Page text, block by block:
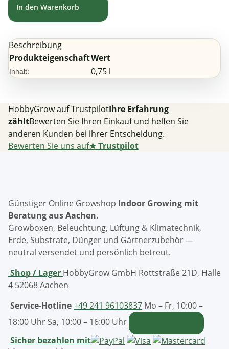
In den Warenkorb
Beschreibung
ProdukteigenschaftWert
Inhalt: 0,75 l
HobbyGrow auf TrustpilotIhre Erfahrung
zähltBewerten Sie Ihren Einkauf und helfen Sie
anderen Kunden bei ihrer Entscheidung.
Bewerten Sie uns auf★Trustpilot
Günstiger Online Growshop Indoor Growing mit
Beratung aus Aachen.
Growboxen, Beleuchtung, Lüftung & Klimatechnik,
Erde, Substrate, Dünger und Gärtnerzubehör —
neutral versendet und persönlich betreut.
Shop / Lager HobbyGrow GmbH Rottstraße 21D, Halle
4 52068 Aachen
Service-Hotline+49 241 96103837 Mo – Fr, 10:00 –
18:00 Uhr Sa, 10:00 – 16:00 Uhr
Sicher bezahlen mit